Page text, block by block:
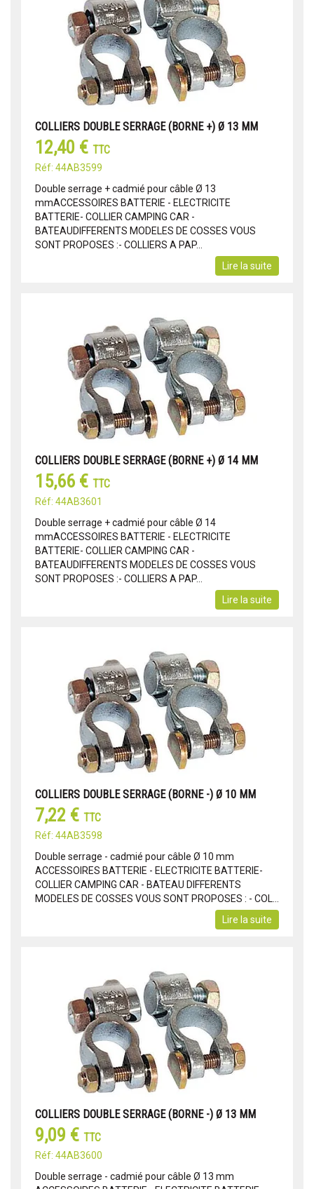
COLLIERS DOUBLE SERRAGE (BORNE +) Ø 13 MM
12,40 € TTC
Réf: 44AB3599
Double serrage + cadmié pour câble Ø 13
mmACCESSOIRES BATTERIE - ELECTRICITE
BATTERIE- COLLIER CAMPING CAR -
BATEAUDIFFERENTS MODELES DE COSSES VOUS
SONT PROPOSES :- COLLIERS A PAP...
Lire la suite
COLLIERS DOUBLE SERRAGE (BORNE +) Ø 14 MM
15,66 € TTC
Réf: 44AB3601
Double serrage + cadmié pour câble Ø 14
mmACCESSOIRES BATTERIE - ELECTRICITE
BATTERIE- COLLIER CAMPING CAR -
BATEAUDIFFERENTS MODELES DE COSSES VOUS
SONT PROPOSES :- COLLIERS A PAP...
Lire la suite
COLLIERS DOUBLE SERRAGE (BORNE -) Ø 10 MM
7,22 € TTC
Réf: 44AB3598
Double serrage - cadmié pour câble Ø 10 mm
ACCESSOIRES BATTERIE - ELECTRICITE BATTERIE-
COLLIER CAMPING CAR - BATEAU DIFFERENTS
MODELES DE COSSES VOUS SONT PROPOSES : - COL...
Lire la suite
COLLIERS DOUBLE SERRAGE (BORNE -) Ø 13 MM
9,09 € TTC
Réf: 44AB3600
Double serrage - cadmié pour câble Ø 13 mm